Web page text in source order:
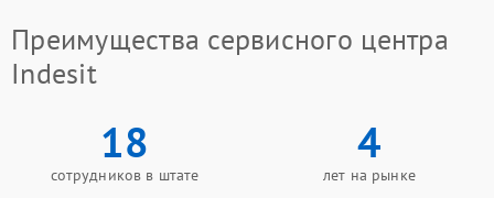
Преимущества сервисного центра
Indesit
18
сотрудников в штате
4
лет на рынке